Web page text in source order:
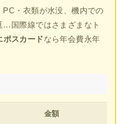
・衣類が水没、機内での
…国際線ではさまざまなト
ポスカードなら年会費永年
金額